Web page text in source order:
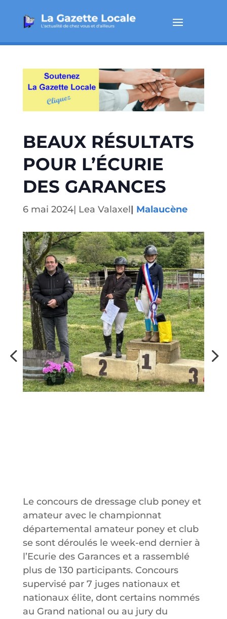
BEAUX RÉSULTATS
POUR L’ÉCURIE
DES GARANCES
6 mai 2024| Lea Valaxel| Malaucène
Le concours de dressage club poney et
amateur avec le championnat
départemental amateur poney et club
se sont déroulés le week-end dernier à
l’Ecurie des Garances et a rassemblé
plus de 130 participants. Concours
supervisé par 7 juges nationaux et
nationaux élite, dont certains nommés
au Grand national ou au jury du